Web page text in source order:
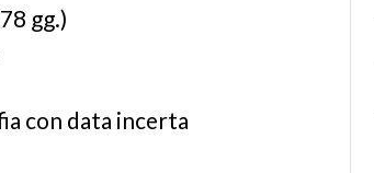
gg.)
con data incerta